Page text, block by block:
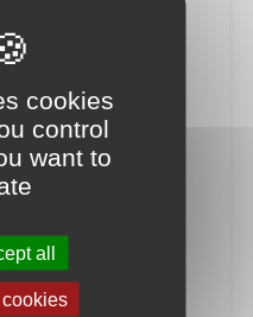
: Fresque
à la
cookies
control
want to
all